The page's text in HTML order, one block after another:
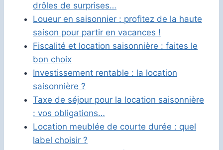
drôles de surprises…
Loueur en saisonnier : profitez de la haute
saison pour partir en vacances !
Fiscalité et location saisonnière : faites le
bon choix
Investissement rentable : la location
saisonnière ?
Taxe de séjour pour la location saisonnière
: vos obligations…
Location meublée de courte durée : quel
label choisir ?